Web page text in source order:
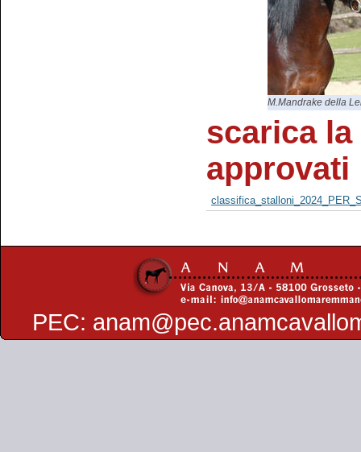
M.Mandrake della
scarica
approvati
PEC: